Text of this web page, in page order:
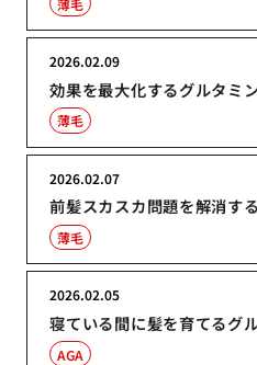
効果を最大化するグルタミ
2026.02.09
薄毛
前髪スカスカ問題を解消す
2026.02.07
薄毛
寝ている間に髪を育てるグ
2026.02.05
AGA